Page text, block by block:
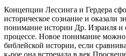
Концепции Лессинга и Гердера
историческое сознание и оказали
понимание истории Др. Израиля и
процессе. Новое понимание можно
библейской истории, если